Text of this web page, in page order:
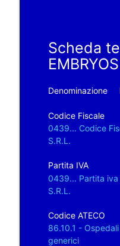
Scheda
Denominazione
Codice Fiscale
0439... Codice
S.R.L.
Partita IVA
0439... Partita iva
S.R.L.
Codice ATECO
86.10.1 -
generici